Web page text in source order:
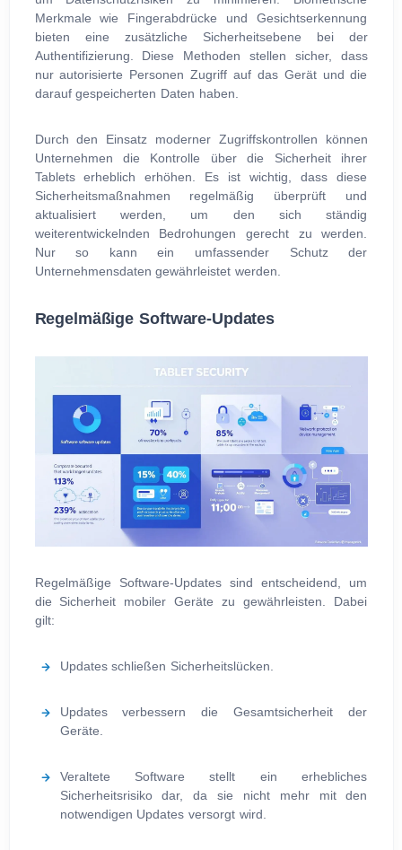
Merkmale wie Fingerabdrücke und Gesichtserkennung
bieten eine zusätzliche Sicherheitsebene bei der
Authentifizierung. Diese Methoden stellen sicher, dass
nur autorisierte Personen Zugriff auf das Gerät und die
darauf gespeicherten Daten haben.
Durch den Einsatz moderner Zugriffskontrollen können
Unternehmen die Kontrolle über die Sicherheit ihrer
Tablets erheblich erhöhen. Es ist wichtig, dass diese
Sicherheitsmaßnahmen regelmäßig überprüft und
aktualisiert werden, um den sich ständig
weiterentwickelnden Bedrohungen gerecht zu werden.
Nur so kann ein umfassender Schutz der
Unternehmensdaten gewährleistet werden.
Regelmäßige Software-Updates
Regelmäßige Software-Updates sind entscheidend, um
die Sicherheit mobiler Geräte zu gewährleisten. Dabei
gilt:
Updates schließen Sicherheitslücken.
Updates verbessern die Gesamtsicherheit der
Geräte.
Veraltete Software stellt ein erhebliches
Sicherheitsrisiko dar, da sie nicht mehr mit den
notwendigen Updates versorgt wird.